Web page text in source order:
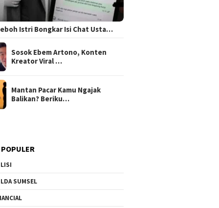
Istri Bongkar Isi Chat Usta…
Sosok Ebem Artono, Konten
Kreator Viral …
Mantan Pacar Kamu Ngajak
Balikan? Beriku…
SUMSEL